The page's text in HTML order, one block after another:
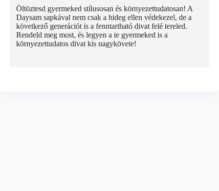
Öltöztesd gyermeked stílusosan és környezettudatosan! A
Daysam sapkával nem csak a hideg ellen védekezel, de a
következő generációt is a fenntartható divat felé tereled.
Rendeld meg most, és legyen a te gyermeked is a
környezettudatos divat kis nagykövete!